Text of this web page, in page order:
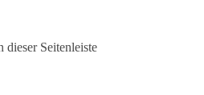
dieser Seitenleiste